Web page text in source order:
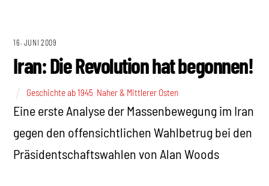
16. JUNI 2009
Iran: Die Revolution hat begonnen!
Geschichte ab 1945 Naher & Mittlerer Osten
Eine erste Analyse der Massenbewegung im Iran
gegen den offensichtlichen Wahlbetrug bei den
Präsidentschaftswahlen von Alan Woods